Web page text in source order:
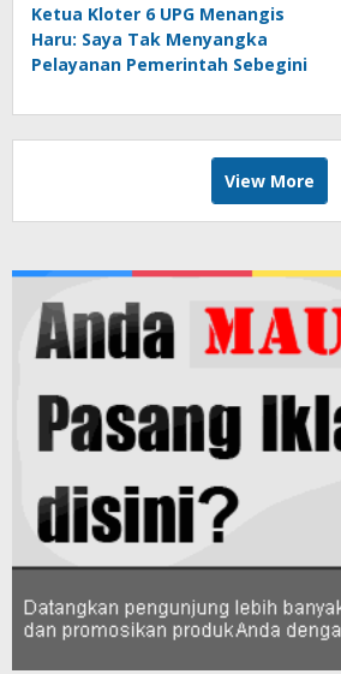
Ketua Kloter 6 UPG Menangis
Haru: Saya Tak Menyangka
Pelayanan Pemerintah Sebegini
View More